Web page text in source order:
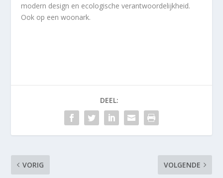
modern design en ecologische verantwoordelijkheid.
Ook op een woonark.
DEEL:
VORIG VOLGENDE